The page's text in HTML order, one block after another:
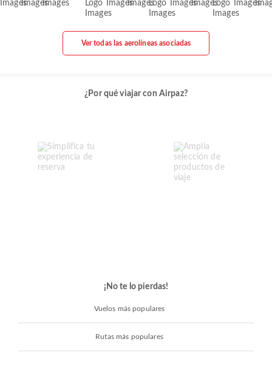
Ver todas las aerolíneas asociadas
¿Por qué viajar con Airpaz?
¡No te lo pierdas!
Vuelos más populares
Rutas más populares